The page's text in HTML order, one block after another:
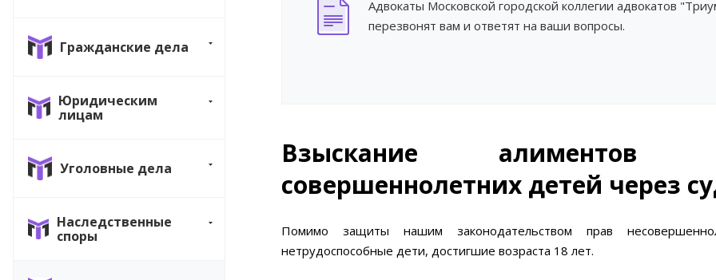
Гражданские дела
Юридическим
лицам
Уголовные дела
Наследственные
споры
Адвокаты Московской городской коллегии адвокатов
перезвонят вам и ответят на ваши вопросы.
Взыскание алиментов
совершеннолетних детей через
Помимо защиты нашим законодательством прав
нетрудоспособные дети, достигшие возраста 18 лет.